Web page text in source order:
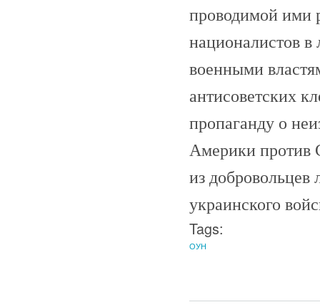
проводимой ими
националистов в
военными
антисоветских
пропаганду о
Америки против
из добровольцев
украинского
Tags:
ОУН